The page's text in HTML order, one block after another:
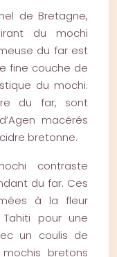
de Bretagne,
du mochi
du far est
fine couche de
du mochi.
du far, sont
macérés
bretonne.
contraste
du far. Ces
à la fleur
pour une
un coulis de
bretons